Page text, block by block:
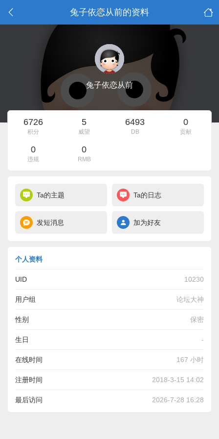
兔子依恋从前的资料
兔子依恋从前
6726
积分
5
威望
6493
DB
0
贡献
0
违规
0
RMB
Ta的主题 Ta的日志
发短消息 加为好友
个人资料
UID 10230
用户组 论坛大神
性别 保密
生日 -
在线时间 167 小时
注册时间 2018-3-15 14:02
最后访问 2026-7-28 16:28